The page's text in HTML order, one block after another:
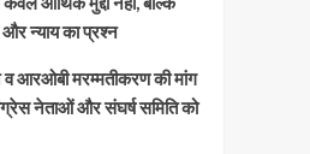
न्याय का प्रश्न
आरओबी मरम्मतीकरण की मांग
नेताओं और संघर्ष समिति को